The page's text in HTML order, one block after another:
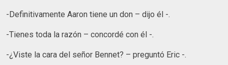
-Definitivamente Aaron tiene un don – dijo él -.
-Tienes toda la razón – concordé con él -.
-¿Viste la cara del señor Bennet? – preguntó Eric -.